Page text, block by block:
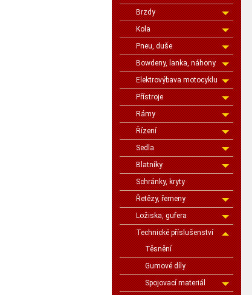
Brzdy
Kola
Pneu, duše
Bowdeny, lanka, náhony
Elektrovýbava motocyklu
Přístroje
Rámy
Řízení
Sedla
Blatníky
Schránky, kryty
Řetězy, řemeny
Ložiska, gufera
Technické příslušenství
Těsnění
Gumové díly
Spojovací materiál